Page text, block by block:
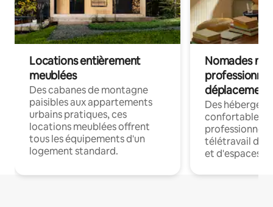
Locations entièrement
meublées
Des cabanes de montagne
paisibles aux appartements
urbains pratiques, ces
locations meublées offrent
tous les équipements d'un
logement standard.
Nomades
déplacement
Des
confortables
professionnels
télétravail
et d'espaces